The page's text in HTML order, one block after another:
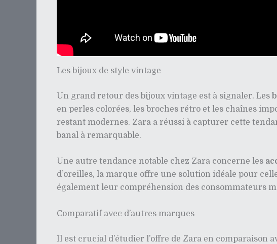
Les bijoux de style vintage
Un grand retour des bijoux vintage est à signaler. Les
en perles colorées, les broches rétro et les chaînes
restant modernes. Zara a réussi à capturer cette
banal à remarquable.
Une autre tendance notable chez Zara concerne les
d’oreilles, la marque offre une solution idéale pour
également leur compréhension des consommateurs
Comparatif avec d’autres marques
Il est crucial d’étudier l’offre de Zara en comparaison